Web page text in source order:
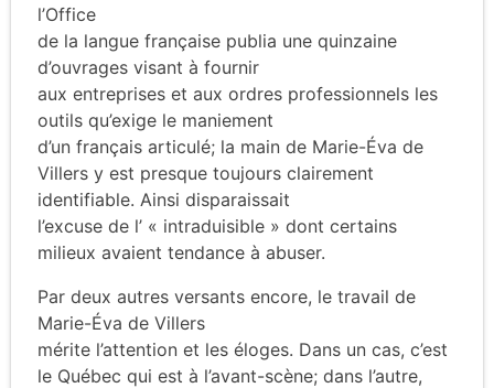
l’Office
de la langue française publia une quinzaine
d’ouvrages visant à fournir
aux entreprises et aux ordres professionnels les
outils qu’exige le maniement
d’un français articulé; la main de Marie-Éva de
Villers y est presque toujours clairement
identifiable. Ainsi disparaissait
l’excuse de l’ « intraduisible » dont certains
milieux avaient tendance à abuser.
Par deux autres versants encore, le travail de
Marie-Éva de Villers
mérite l’attention et les éloges. Dans un cas, c’est
le Québec qui est à l’avant-scène; dans l’autre,